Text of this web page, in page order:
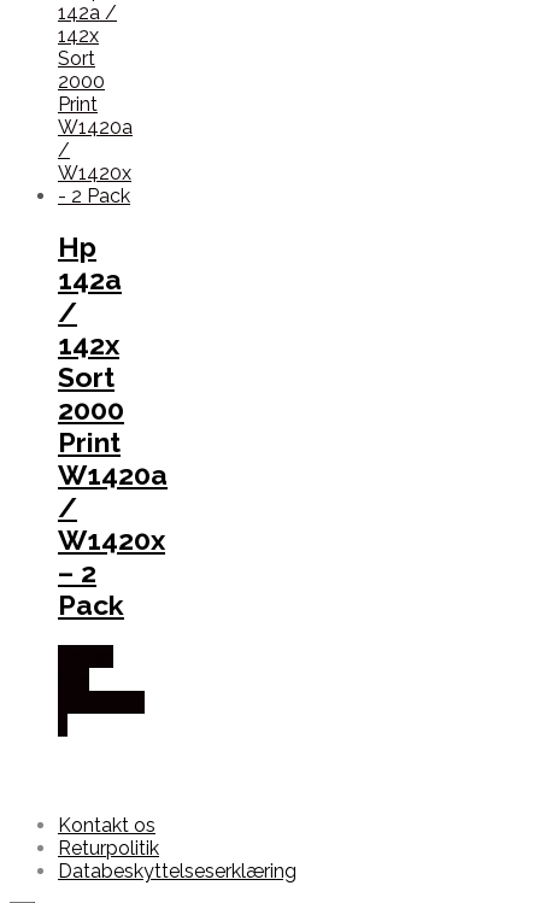
Hp
142a
/
142x
Sort
2000
Print
W1420a
/
W1420x
– 2
Pack
Kontakt os
Returpolitik
Databeskyttelseserklæring